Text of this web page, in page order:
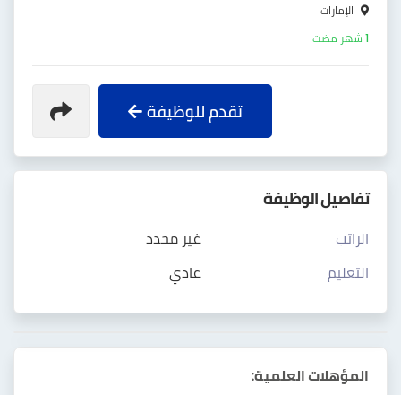
الإمارات
1 شهر مضت
تقدم للوظيفة
تفاصيل الوظيفة
الراتب
غير محدد
التعليم
عادي
المؤهلات العلمية: